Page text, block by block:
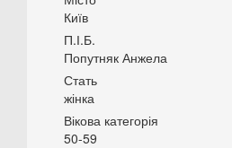
Київ
П.І.Б.
Попутняк Анжела
Стать
жінка
Вікова категорія
50-59